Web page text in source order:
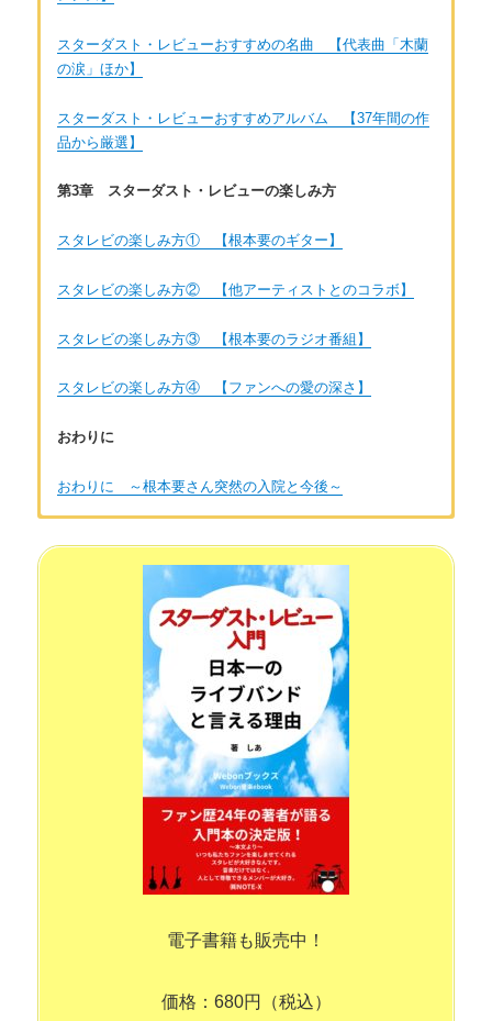
スターダスト・レビューおすすめの名曲 【代表曲「木蘭
の涙」ほか】
スターダスト・レビューおすすめアルバム 【37年間の作
品から厳選】
第3章 スターダスト・レビューの楽しみ方
スタレビの楽しみ方① 【根本要のギター】
スタレビの楽しみ方② 【他アーティストとのコラボ】
スタレビの楽しみ方③ 【根本要のラジオ番組】
スタレビの楽しみ方④ 【ファンへの愛の深さ】
おわりに
おわりに ～根本要さん突然の入院と今後～
40代後半女性。音楽が大好きでJ-POP K-POP 洋楽 演歌歌
謡曲とさまざまな音楽を聴いています。ライブが大好きで今ま
で行ったライブは数百本。全部チケットの半券をとっているの
でとても大切な想い出です。音楽はとても生活を豊かにしてく
れるもの。私の好きなアーティストの魅力を知っていただけれ
ば、と思います。お問い合わせはこちらから
電子書籍も販売中！
価格：680円（税込）